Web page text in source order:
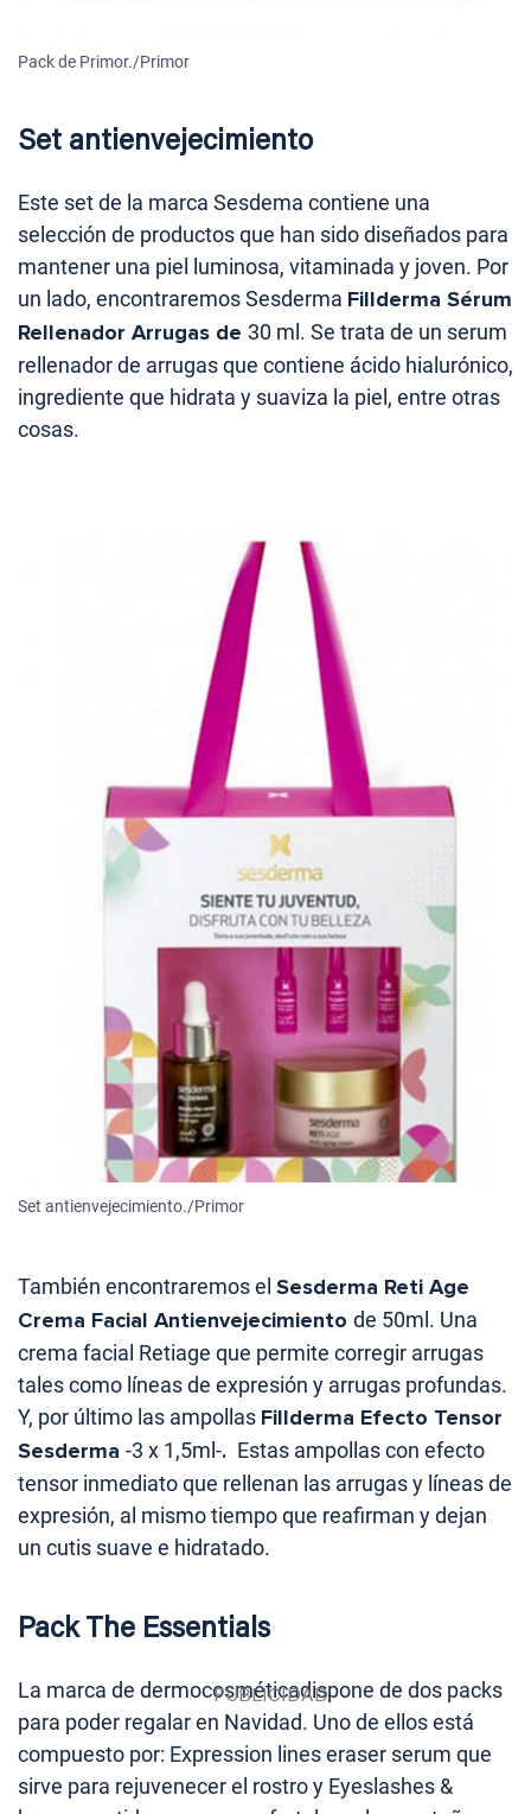
Pack de Primor./Primor
Set antienvejecimiento
Este set de la marca Sesdema contiene una
selección de productos que han sido diseñados para
mantener una piel luminosa, vitaminada y joven. Por
un lado, encontraremos Sesderma Fillderma Sérum
Rellenador Arrugas de 30 ml. Se trata de un serum
rellenador de arrugas que contiene ácido hialurónico,
ingrediente que hidrata y suaviza la piel, entre otras
cosas.
Set antienvejecimiento./Primor
También encontraremos el Sesderma Reti Age
Crema Facial Antienvejecimiento de 50ml. Una
crema facial Retiage que permite corregir arrugas
tales como líneas de expresión y arrugas profundas.
Y, por último las ampollas Fillderma Efecto Tensor
Sesderma -3 x 1,5ml-. Estas ampollas con efecto
tensor inmediato que rellenan las arrugas y líneas de
expresión, al mismo tiempo que reafirman y dejan
un cutis suave e hidratado.
Pack The Essentials
La marca de dermocosméticadispone de dos packs
para poder regalar en Navidad. Uno de ellos está
compuesto por: Expression lines eraser serum que
sirve para rejuvenecer el rostro y Eyeslashes &